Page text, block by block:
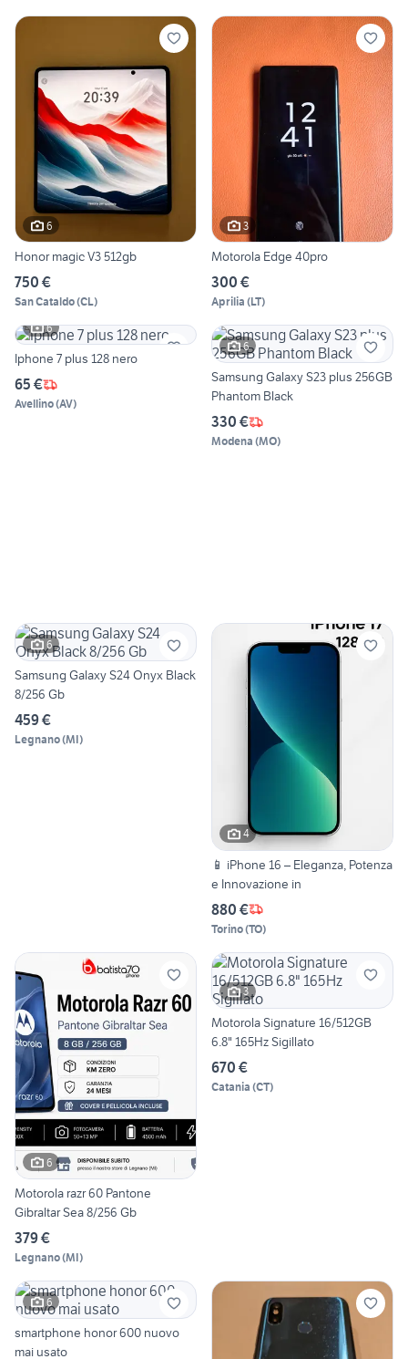
6
Honor magic V3 512gb
750 €
San Cataldo(CL)
3
Motorola Edge 40pro
300 €
Aprilia (LT)
6
Iphone 7 plus 128 nero
65 €
Avellino(AV)
6
Samsung Galaxy S23 plus 256GB
Phantom Black
330 €
Modena (MO)
6
Samsung Galaxy S24 Onyx Black
8/256 Gb
459 €
Legnano(MI)
4
📱 iPhone 16 – Eleganza, Potenza
e Innovazione in
880 €
Torino(TO)
6
Motorola razr 60 Pantone
Gibraltar Sea 8/256 Gb
379 €
Legnano(MI)
3
Motorola Signature 16/512GB
6.8" 165Hz Sigillato
670 €
Catania (CT)
6
smartphone honor 600 nuovo
mai usato